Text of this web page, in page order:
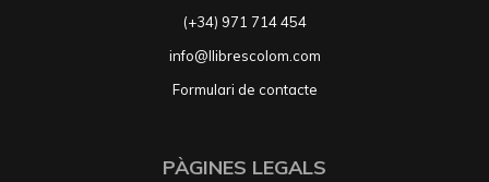
(+34) 971 714 454
info@llibrescolom.com
Formulari de contacte
PÀGINES LEGALS